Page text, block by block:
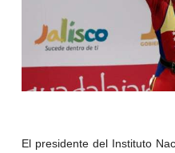
El presidente del Instituto